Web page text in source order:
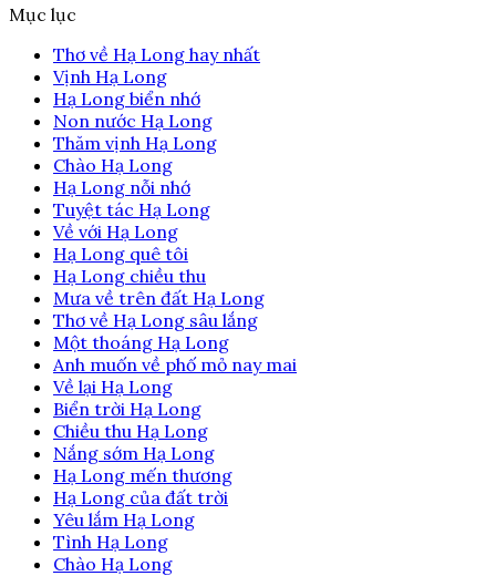
Mục lục
Thơ về Hạ Long hay nhất
Vịnh Hạ Long
Hạ Long biển nhớ
Non nước Hạ Long
Thăm vịnh Hạ Long
Chào Hạ Long
Hạ Long nỗi nhớ
Tuyệt tác Hạ Long
Về với Hạ Long
Hạ Long quê tôi
Hạ Long chiều thu
Mưa về trên đất Hạ Long
Thơ về Hạ Long sâu lắng
Một thoáng Hạ Long
Anh muốn về phố mỏ nay mai
Về lại Hạ Long
Biển trời Hạ Long
Chiều thu Hạ Long
Nắng sớm Hạ Long
Hạ Long mến thương
Hạ Long của đất trời
Yêu lắm Hạ Long
Tình Hạ Long
Chào Hạ Long